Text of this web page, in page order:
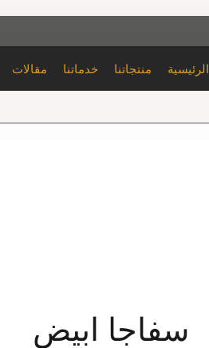
الرئيسية منتجاتنا خدماتنا مقالات
سفاجا ابيض